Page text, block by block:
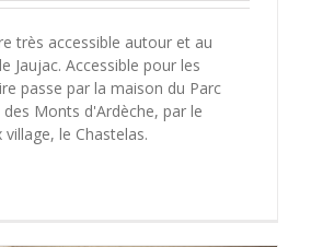
très accessible autour et au
Jaujac. Accessible pour les
passe par la maison du Parc
Monts d'Ardèche, par le
le Chastelas.